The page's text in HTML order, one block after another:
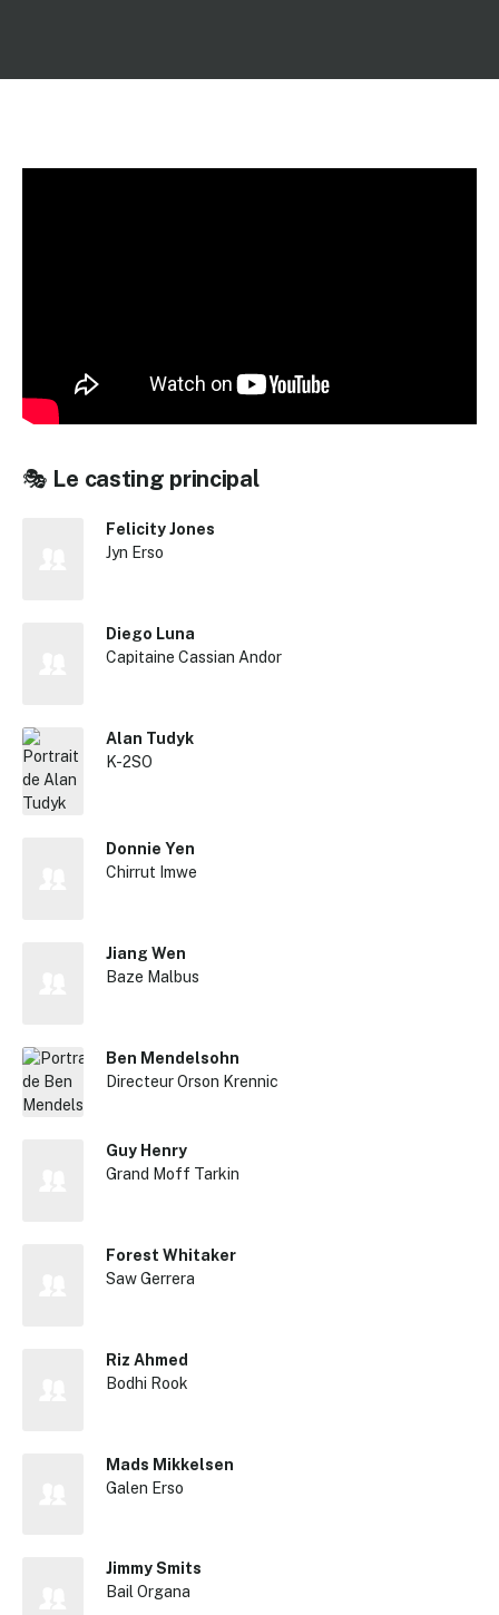
🎭 Le casting principal
Felicity Jones
Jyn Erso
Diego Luna
Capitaine Cassian Andor
Alan Tudyk
K-2SO
Donnie Yen
Chirrut Imwe
Jiang Wen
Baze Malbus
Ben Mendelsohn
Directeur Orson Krennic
Guy Henry
Grand Moff Tarkin
Forest Whitaker
Saw Gerrera
Riz Ahmed
Bodhi Rook
Mads Mikkelsen
Galen Erso
Jimmy Smits
Bail Organa